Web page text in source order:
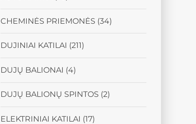
CHEMINĖS PRIEMONĖS (34)
DUJINIAI KATILAI (211)
DUJŲ BALIONAI (4)
DUJŲ BALIONŲ SPINTOS (2)
ELEKTRINIAI KATILAI (17)